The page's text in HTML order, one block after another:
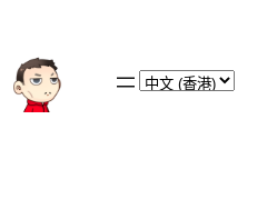
Choose